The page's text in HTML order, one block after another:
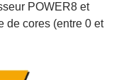
POWER8 et
de cores (entre 0 et